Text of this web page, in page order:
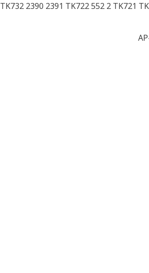
TK732 2390 2391 TK722 552 2 TK721